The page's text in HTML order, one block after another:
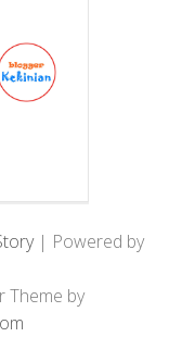
| Powered by
Theme by